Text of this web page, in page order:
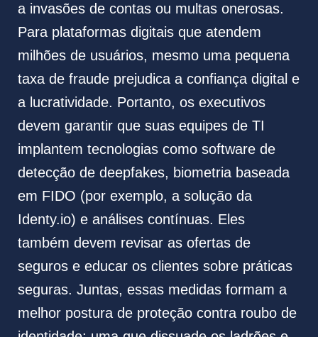
a invasões de contas ou multas onerosas.
Para plataformas digitais que atendem
milhões de usuários, mesmo uma pequena
taxa de fraude prejudica a confiança digital e
a lucratividade. Portanto, os executivos
devem garantir que suas equipes de TI
implantem tecnologias como software de
detecção de deepfakes, biometria baseada
em FIDO (por exemplo, a solução da
Identy.io) e análises contínuas. Eles
também devem revisar as ofertas de
seguros e educar os clientes sobre práticas
seguras. Juntas, essas medidas formam a
melhor postura de proteção contra roubo de